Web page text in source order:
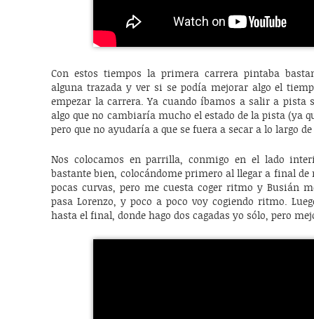
Con estos tiempos la primera carrera pintaba
alguna trazada y ver si se podía mejorar algo el
empezar la carrera. Ya cuando íbamos a salir a pista
algo que no cambiaría mucho el estado de la pista (ya
pero que no ayudaría a que se fuera a secar a lo largo
Nos colocamos en parrilla, conmigo en el lado
bastante bien, colocándome primero al llegar a final
pocas curvas, pero me cuesta coger ritmo y Busián
pasa Lorenzo, y poco a poco voy cogiendo ritmo.
hasta el final, donde hago dos cagadas yo sólo, pero